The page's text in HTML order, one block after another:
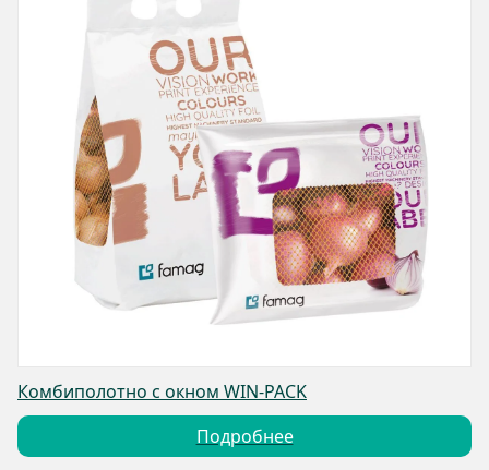
Комбиполотно с окном WIN-PACK
Подробнее